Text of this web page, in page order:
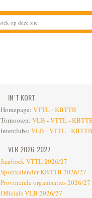
IN 'T KORT
Homepage: VTTL-KBTTB
Tornooien: VLB -VTTL-
Interclubs: VLB -VTTL-KBTTB
VLB 2026-2027
Jaarboek VTTL 2026/27
Sportkalender KBTTB 2026/27
Provinciale organisaties 2026/27
Officials VLB 2026/27